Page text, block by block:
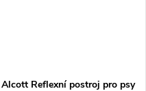
Alcott Reflexní postroj pro psy